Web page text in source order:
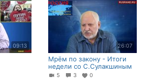
09:13 26:07
Мрём по закону - Итоги
недели со С.Сулакшиным
5 3 0